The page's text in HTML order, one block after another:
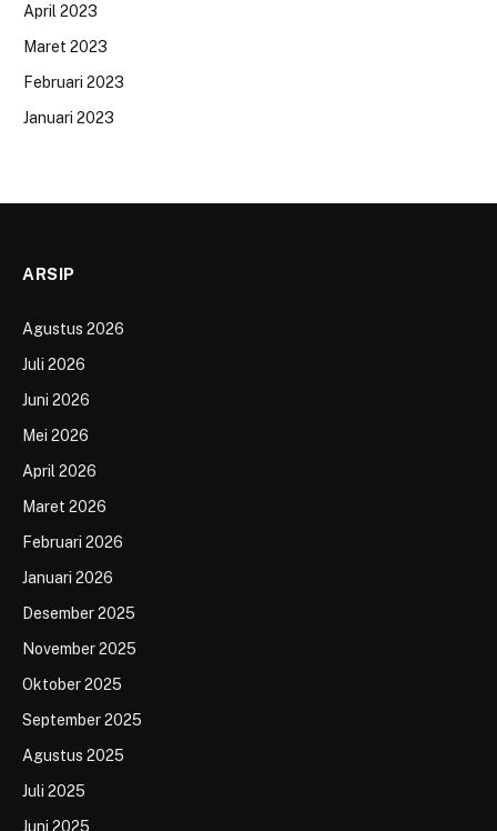
April 2023
Maret 2023
Februari 2023
Januari 2023
ARSIP
Agustus 2026
Juli 2026
Juni 2026
Mei 2026
April 2026
Maret 2026
Februari 2026
Januari 2026
Desember 2025
November 2025
Oktober 2025
September 2025
Agustus 2025
Juli 2025
Juni 2025